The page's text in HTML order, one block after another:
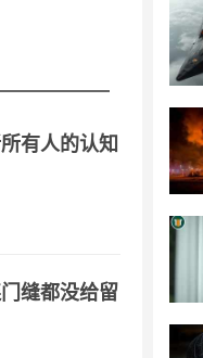
有人的认知
缝都没给留